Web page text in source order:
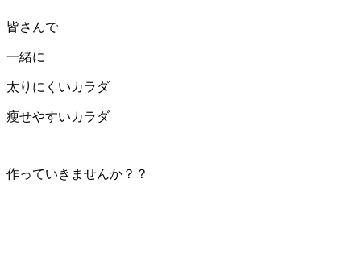
皆さんで
一緒に
太りにくいカラダ
瘦せやすいカラダ
作っていきませんか？？